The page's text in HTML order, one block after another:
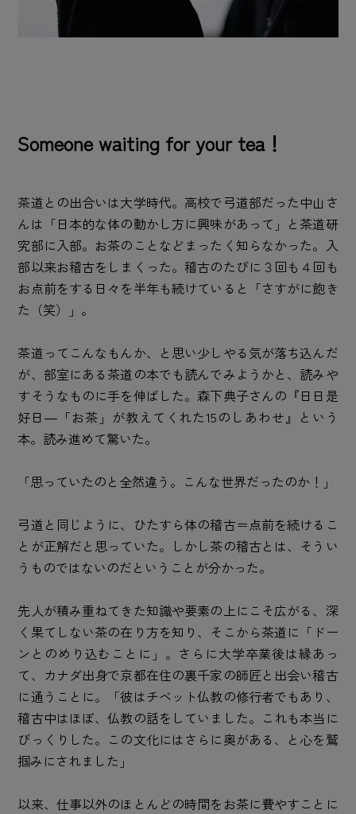
Someone waiting for your tea！
茶道との出合いは大学時代。高校で弓道部だった中山さ
んは「日本的な体の動かし方に興味があって」と茶道研
究部に入部。お茶のことなどまったく知らなかった。入
部以来お稽古をしまくった。稽古のたびに３回も４回も
お点前をする日々を半年も続けていると「さすがに飽き
た（笑）」。
茶道ってこんなもんか、と思い少しやる気が落ち込んだ
が、部室にある茶道の本でも読んでみようかと、読みや
すそうなものに手を伸ばした。森下典子さんの『日日是
好日―「お茶」が教えてくれた15のしあわせ』という
本。読み進めて驚いた。
「思っていたのと全然違う。こんな世界だったのか！」
弓道と同じように、ひたすら体の稽古＝点前を続けるこ
とが正解だと思っていた。しかし茶の稽古とは、そうい
うものではないのだということが分かった。
先人が積み重ねてきた知識や要素の上にこそ広がる、深
く果てしない茶の在り方を知り、そこから茶道に「ドー
ンとのめり込むことに」。さらに大学卒業後は縁あっ
て、カナダ出身で京都在住の裏千家の師匠と出会い稽古
に通うことに。「彼はチベット仏教の修行者でもあり、
稽古中はほぼ、仏教の話をしていました。これも本当に
びっくりした。この文化にはさらに奥がある、と心を鷲
掴みにされました」
以来、仕事以外のほとんどの時間をお茶に費やすことに